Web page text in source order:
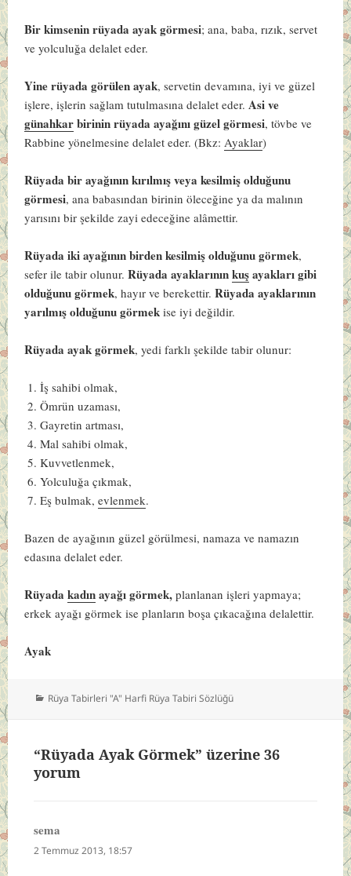
Bir kimsenin rüyada ayak görmesi; ana, baba, rızık, servet
ve yolculuğa delalet eder.
Yine rüyada görülen ayak, servetin devamına, iyi ve güzel
işlere, işlerin sağlam tutulmasına delalet eder. Asi ve
günahkarbirinin rüyada ayağını güzel görmesi, tövbe ve
Rabbine yönelmesine delalet eder. (Bkz: Ayaklar)
Rüyada bir ayağının kırılmış veya kesilmiş olduğunu
görmesi, ana babasından birinin öleceğine ya da malının
yarısını bir şekilde zayi edeceğine alâmettir.
Rüyada iki ayağının birden kesilmiş olduğunu görmek,
sefer ile tabir olunur.Rüyada ayaklarınınkuşayakları gibi
olduğunu görmek, hayır ve berekettir.Rüyada ayaklarının
yarılmış olduğunu görmek ise iyi değildir.
Rüyada ayak görmek, yedi farklı şekilde tabir olunur:
İş sahibi olmak,
Ömrün uzaması,
Gayretin artması,
Mal sahibi olmak,
Kuvvetlenmek,
Yolculuğa çıkmak,
Eş bulmak,evlenmek.
Bazen de ayağının güzel görülmesi, namaza ve namazın
edasına delalet eder.
Rüyadakadınayağı görmek,planlanan işleri yapmaya;
erkek ayağı görmek ise planların boşa çıkacağına delalettir.
Ayak
Kategoriler
Rüya Tabirleri "A" Harfi Rüya Tabiri Sözlüğü
“Rüyada Ayak Görmek” üzerine 36
yorum
sema
ki:
2 Temmuz 2013, 18:57